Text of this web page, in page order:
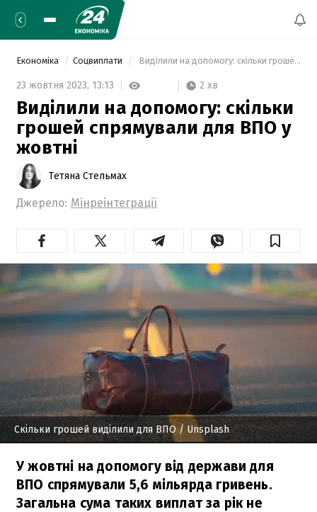
Економіка Соцвиплати Виділили на допомогу: скільки грошей спрямували для ВПО у жовтні
23 жовтня 2023, 13:13 2 хв
Виділили на допомогу: скільки
грошей спрямували для ВПО у
жовтні
Тетяна Стельмах
Джерело: Мінреінтеграції
Скільки грошей виділили для ВПО/ Unsplash
У жовтні на допомогу від держави для
ВПО спрямували 5,6 мільярда гривень.
Загальна сума таких виплат за рік не